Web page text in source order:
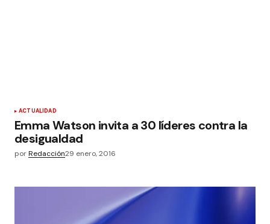
ACTUALIDAD
Emma Watson invita a 30 líderes contra la
desigualdad
porRedacción29 enero, 2016